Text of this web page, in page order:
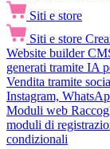
Siti e store
Siti e store
Website builder
generati tramite IA
Vendita tramite
Instagram,
Moduli web
moduli di
condizionali